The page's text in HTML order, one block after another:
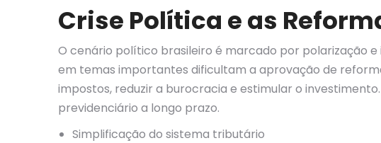
Crise Política e as
O cenário político brasileiro é marcado por polarização
em temas importantes dificultam a aprovação de
impostos, reduzir a burocracia e estimular o
previdenciário a longo prazo.
Simplificação do sistema tributário